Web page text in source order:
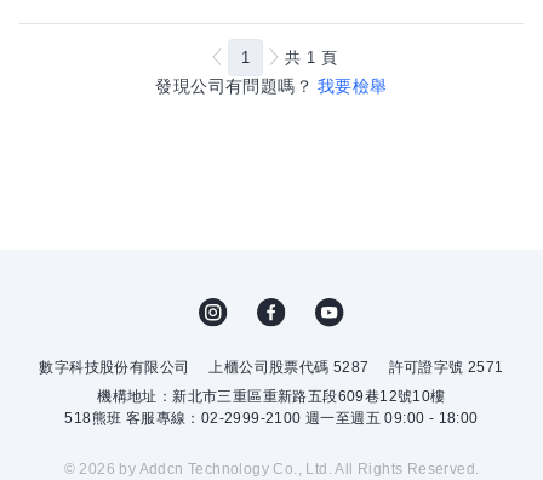
發現公司有問題嗎？ 我要檢舉
1 共 1 頁
數字科技股份有限公司 上櫃公司股票代碼 5287
許可證字號 2571
機構地址：新北市三重區重新路五段609巷12號10樓
518熊班 客服專線：02-2999-2100 週一至週五 09:00 - 18:00
© 2026 by Addcn Technology Co., Ltd. All Rights Reserved.